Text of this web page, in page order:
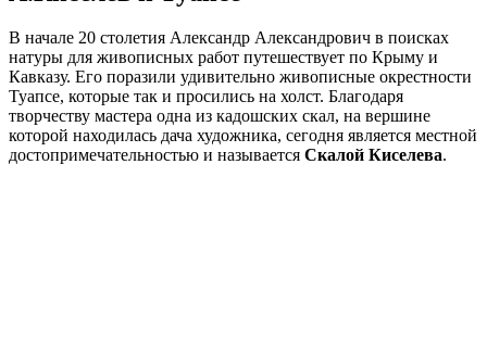
В начале 20 столетия Александр Александрович в поисках
натуры для живописных работ путешествует по Крыму и
Кавказу. Его поразили удивительно живописные окрестности
Туапсе, которые так и просились на холст. Благодаря
творчеству мастера одна из кадошских скал, на вершине
которой находилась дача художника, сегодня является местной
достопримечательностью и называется Скалой Киселева.